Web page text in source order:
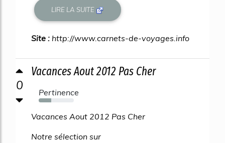
LIRE LA SUITE
Site : http://www.carnets-de-voyages.info
0
Vacances Aout 2012 Pas Cher
Pertinence
36%
Vacances Aout 2012 Pas Cher
Notre sélection sur